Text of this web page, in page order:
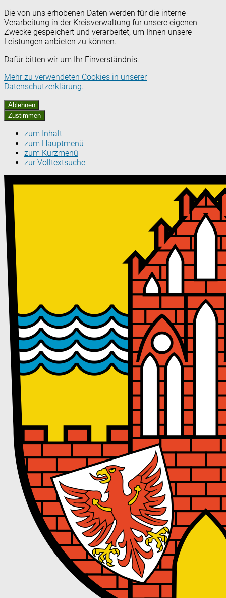
Die von uns erhobenen Daten werden für die interne
Verarbeitung in der Kreisverwaltung für unsere eigenen
Zwecke gespeichert und verarbeitet, um Ihnen unsere
Leistungen anbieten zu können.
Dafür bitten wir um Ihr Einverständnis.
Mehr zu verwendeten Cookies in unserer
Datenschutzerklärung.
Ablehnen
Zustimmen
zum Inhalt
zum Hauptmenü
zum Kurzmenü
zur Volltextsuche